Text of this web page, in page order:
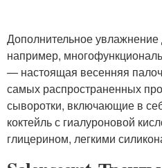
Дополнительное
например,
— настоящая весенняя
самых распространенных
сыворотки, включающие в
коктейль с гиалуроновой
глицерином, легкими